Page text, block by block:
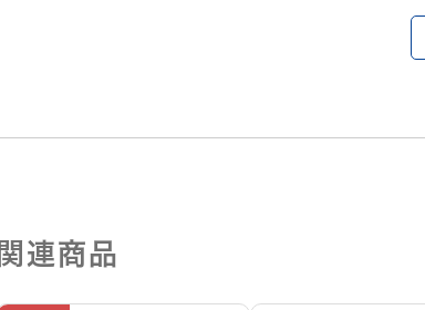
関連商品